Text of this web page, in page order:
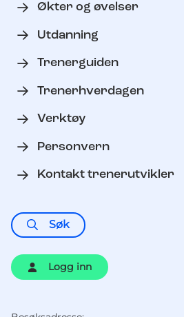
Økter og øvelser
Utdanning
Trenerguiden
Trenerhverdagen
Verktøy
Personvern
Kontakt trenerutvikler
Søk
Logg inn